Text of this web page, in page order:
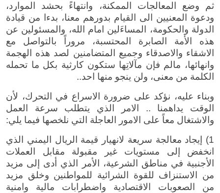
ثم وضع المعالجات الممكنة، وانتهاءً بحشد الموارد،
ودعوة المعنيين الى القيام بدورهم معنا، بدءا من قيادة
الدولة والحكومة، المساءَلين امام الله، والمسئولين عن
هذه الأمة الصابرة المحتسبة، مروراً بالتواصل مع
الاشقاء والاصدقاء وجميع المتضامنين لصد هذه الهجمة
وانهائها، مالم فإن مآلاتِها ستكون كارثية بكل ما تحمله
الكلمة من معنى، ولن ينجو منها احد..
وبناء عليه، نؤكد على ضرورة الاسراع في التحرك، لأن
الوقت يداهمنا .. الامر الذي يتطلب سرعة العمل
والاشتغال معاً على الامور العاجلة التي نلخصها فيما يلي:
1) إيجاد معالجة سريعة لانهيار قيمة الريال اليمني الذي
انخفض إلى مستويات غير مقبولة مقابل العملات
الأجنبية في مناطق الشرعية، الأمر الذي أدى إلى مزيد
من الاستنزاف للقوة الشرائية للمواطنين وخلق مزيد
من الصعوبات الاقتصادية واضطرابات مالية وامنية